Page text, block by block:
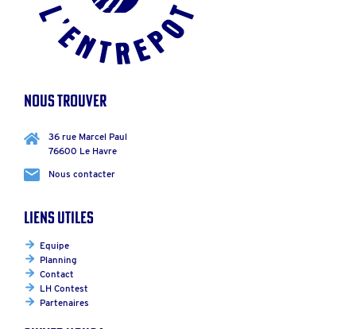
Nous trouver
36 rue Marcel Paul
76600 Le Havre
Nous contacter
Liens utiles
Equipe
Planning
Contact
LH Contest
Partenaires